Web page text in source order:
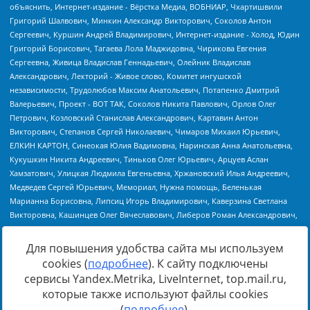
https://minjust.gov.ru/uploaded/files/reestr-
inostrannyih-agentov-22-03-2024.pdfданные на22.03.2024
Для повышения удобства сайта мы используем
cookies (подробнее). К сайту подключены
сервисы Yandex.Metrika, LiveInternet, top.mail.ru,
которые также используют файлы cookies